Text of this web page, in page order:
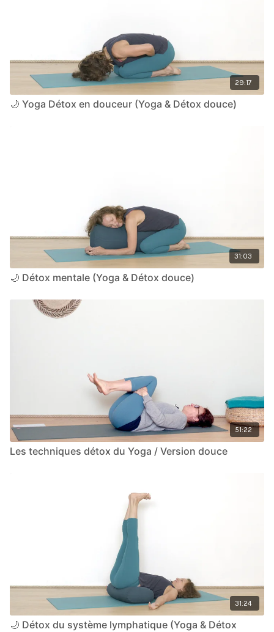
29:17
🌙 Yoga Détox en douceur (Yoga & Détox douce)
31:03
🌙 Détox mentale (Yoga & Détox douce)
51:22
Les techniques détox du Yoga / Version douce
31:24
🌙 Détox du système lymphatique (Yoga & Détox